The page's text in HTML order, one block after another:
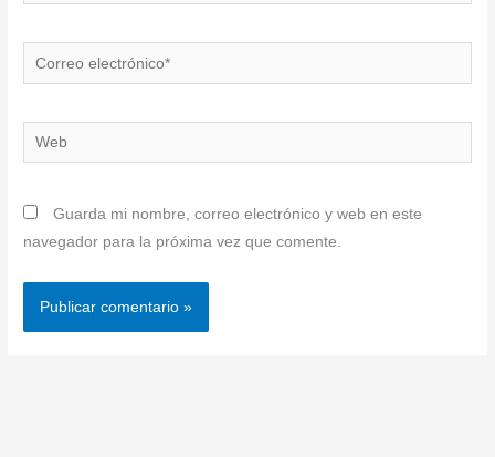
Correo
electrónico*
Web
Guarda mi nombre, correo electrónico y web en este
navegador para la próxima vez que comente.